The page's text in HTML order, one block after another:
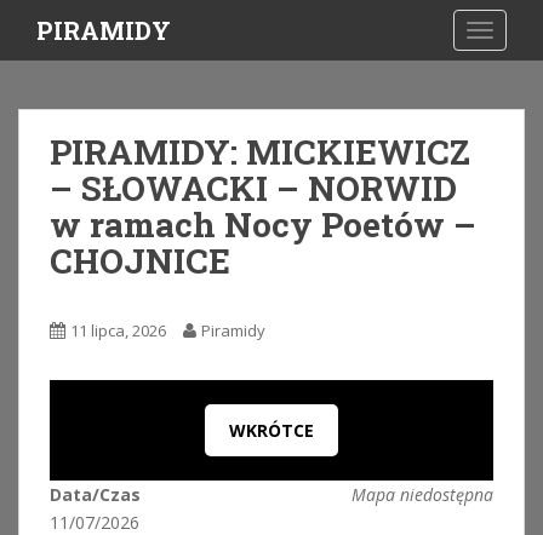
i
PIRAMIDY
PIRAMIDY: MICKIEWICZ
– SŁOWACKI – NORWID
w ramach Nocy Poetów –
CHOJNICE
11 lipca, 2026 Piramidy
WKRÓTCE
Mapa niedostępna
Data/Czas
11/07/2026